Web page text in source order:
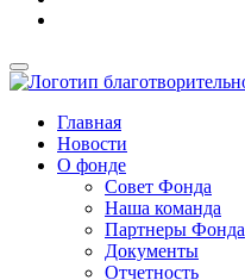
Главная
Новости
О фонде
Совет Фонда
Наша команда
Партнеры Фонда
Документы
Отчетность